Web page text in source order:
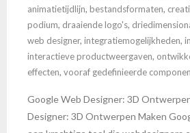
animatietijdlijn, bestandsformaten,
podium, draaiende logo's,
web designer, integratiemogelijkheden,
interactieve productweergaven,
effecten, vooraf gedefinieerde
Google Web Designer: 3D
Designer: 3D Ontwerpen Maken